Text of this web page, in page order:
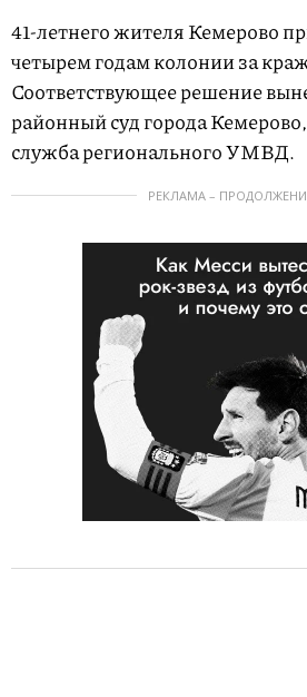
41-летнего жителя Кемерово
четырем годам колонии за
Соответствующее решение
районный суд города Кемерово,
служба регионального УМВД.
РЕКЛАМА –